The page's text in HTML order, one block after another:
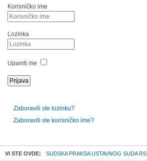
Korisničko ime
Lozinka
Upamti me
Zaboravili ste lozinku?
Zaboravili ste korisničko ime?
VI STE OVDE: SUDSKA PRAKSA USTAVNOG SUDA RS